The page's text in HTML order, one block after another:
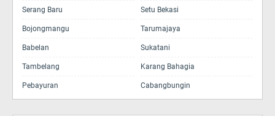
Serang Baru Setu Bekasi
Bojongmangu Tarumajaya
Babelan Sukatani
Tambelang Karang Bahagia
Pebayuran Cabangbungin